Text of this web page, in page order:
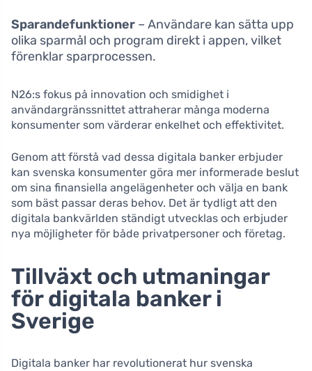
Sparandefunktioner – Användare kan sätta upp
olika sparmål och program direkt i appen, vilket
förenklar sparprocessen.
N26:s fokus på innovation och smidighet i
användargränssnittet attraherar många moderna
konsumenter som värderar enkelhet och effektivitet.
Genom att förstå vad dessa digitala banker erbjuder
kan svenska konsumenter göra mer informerade beslut
om sina finansiella angelägenheter och välja en bank
som bäst passar deras behov. Det är tydligt att den
digitala bankvärlden ständigt utvecklas och erbjuder
nya möjligheter för både privatpersoner och företag.
Tillväxt och utmaningar
för digitala banker i
Sverige
Digitala banker har revolutionerat hur svenska